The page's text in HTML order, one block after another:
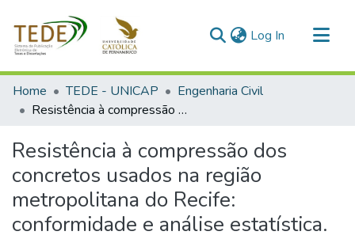
Log In (current)
Communities & Collections
All of DSpace
Home TEDE - UNICAP
Engenharia Civil
Resistência à compressão dos concretos usados na região metropolitana do Recife: conformidade e análise estatística.
Resistência à compressão dos
concretos usados na região
metropolitana do Recife:
conformidade e análise estatística.